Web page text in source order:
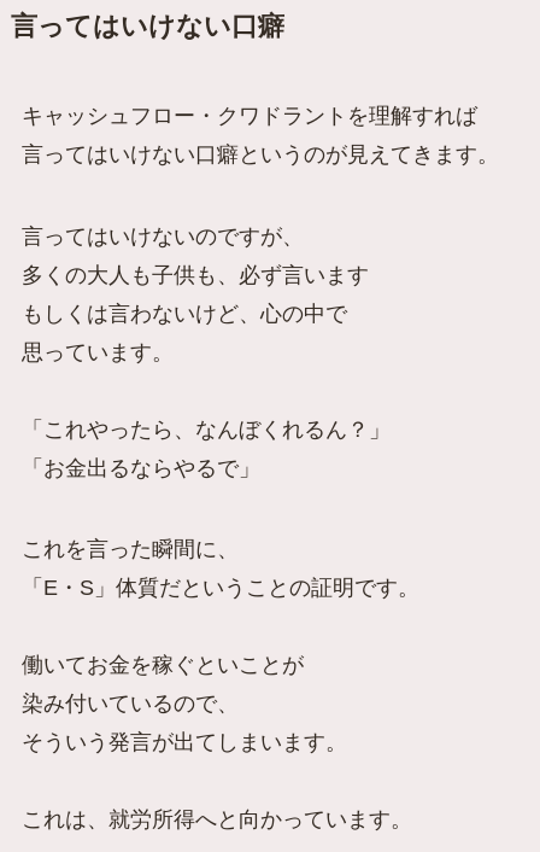
言ってはいけない口癖
キャッシュフロー・クワドラントを理解すれば
言ってはいけない口癖というのが見えてきます。
言ってはいけないのですが、
多くの大人も子供も、必ず言います
もしくは言わないけど、心の中で
思っています。
「これやったら、なんぼくれるん？」
「お金出るならやるで」
これを言った瞬間に、
「E・S」体質だということの証明です。
働いてお金を稼ぐといことが
染み付いているので、
そういう発言が出てしまいます。
これは、就労所得へと向かっています。